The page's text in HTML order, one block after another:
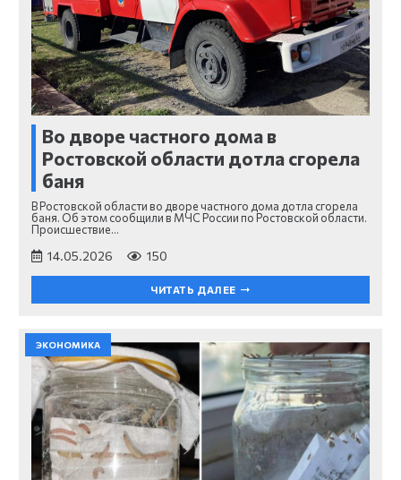
Во дворе частного дома в
Ростовской области дотла сгорела
баня
В Ростовской области во дворе частного дома дотла сгорела
баня. Об этом сообщили в МЧС России по Ростовской области.
Происшествие…
14.05.2026 150
ЧИТАТЬ ДАЛЕЕ
ЭКОНОМИКА